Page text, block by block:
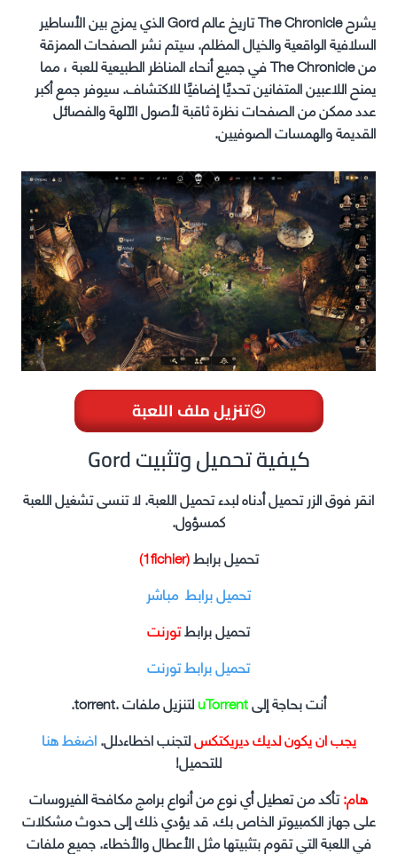
يشرح The Chronicle تاريخ عالم Gord الذي يمزج بين الأساطير
السلافية الواقعية والخيال المظلم. سيتم نشر الصفحات الممزقة
من The Chronicle في جميع أنحاء المناظر الطبيعية للعبة ، مما
يمنح اللاعبين المتفانين تحديًا إضافيًا للاكتشاف. سيوفر جمع أكبر
عدد ممكن من الصفحات نظرة ثاقبة لأصول الآلهة والفصائل
القديمة والهمسات الصوفيين.
تنزيل ملف اللعبة
Gord كيفية تحميل وتثبيت
انقر فوق الزر تحميل أدناه لبدء تحميل اللعبة. لا تنسى تشغيل اللعبة
كمسؤول.
تحميل برابط(1fichier)
تحميل برابط مباشر
تحميل برابطتورنت
تحميل برابط تورنت
أنت بحاجة إلىuTorrentلتنزيل ملفات .torrent.
يجب ان يكون لديك ديريكتكسلتجنب اخطاءدلل.اضغط هنا
للتحميل!
هام:تأكد من تعطيل أي نوع من أنواع برامج مكافحة الفيروسات
على جهاز الكمبيوتر الخاص بك. قد يؤدي ذلك إلى حدوث مشكلات
في اللعبة التي تقوم بتثبيتها مثل الأعطال والأخطاء. جميع ملفات